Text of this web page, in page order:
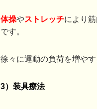
体操やストレッチにより
です。
徐々に運動の負荷を増や
3）装具療法